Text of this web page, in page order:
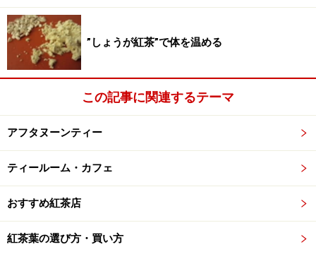
アイスティーを作った後どうしても渋みが強すぎると感
じたら糖分を加えるのもひとつの方法です。カロリーも
控えめな甘味料をアイスティーに入れても溶けやすくて
便利です。
（注）BOP（ブロークン・オレンジ・ペコー）は紅茶の
製造過程でできる茶葉のサイズ。カットされ比較的細か
■協力いただいたティーショップ
紅茶専門店ティーブレイク
紅茶専門店セレクトショップ
”しょうが紅茶”で体を温める
この記事に関連するテーマ
アフタヌーンティー
ティールーム・カフェ
おすすめ紅茶店
紅茶葉の選び方・買い方